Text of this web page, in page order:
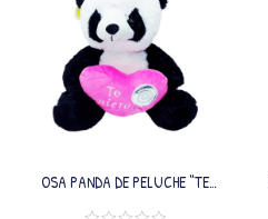
OSA PANDA DE PELUCHE “TE
QUIERO” CON LUCES